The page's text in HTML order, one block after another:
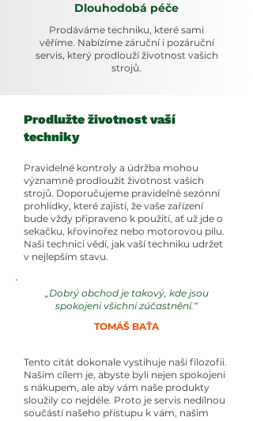
Dlouhodobá péče
Prodáváme techniku, které sami
věříme. Nabízíme záruční i pozáruční
servis, který prodlouží životnost vašich
strojů.
Prodlužte životnost vaší
techniky
Pravidelné kontroly a údržba mohou
významně prodloužit životnost vašich
strojů. Doporučujeme pravidelné sezónní
prohlídky, které zajistí, že vaše zařízení
bude vždy připraveno k použití, ať už jde o
sekačku, křovinořez nebo motorovou pilu.
Naši technici vědí, jak vaší techniku udržet
v nejlepším stavu.
„Dobrý obchod je takový, kde jsou
spokojeni všichni zúčastnění.“
TOMÁŠ BAŤA
Tento citát dokonale vystihuje naši filozofii.
Naším cílem je, abyste byli nejen spokojeni
s nákupem, ale aby vám naše produkty
sloužily co nejdéle. Proto je servis nedílnou
součástí našeho přístupu k vám, našim